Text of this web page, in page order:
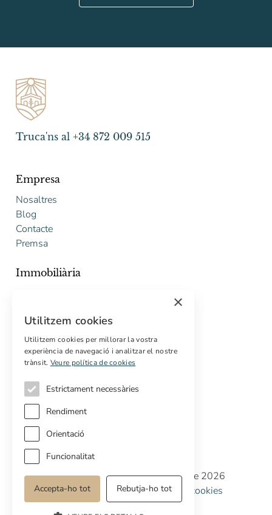
Truca'ns al +34 872 009 515
Empresa
Nosaltres
Blog
Contacte
Premsa
Immobiliària
Pressupost gratuït de rehabilitació
Serveis
Compradors internacionals
Propietats off-market
Copyright © Cottage Properties Real Estate 2026
Política de privacitat
Avis legalPolítica de cookies
Preferències de cookies
×
Utilitzem cookies
Utilitzem cookies per millorar la vostra
experiència de navegació i analitzar el nostre
trànsit. Veure política de cookies
Estrictament necessàries
Rendiment
Orientació
Funcionalitat
Accepta-ho tot Rebutja-ho tot